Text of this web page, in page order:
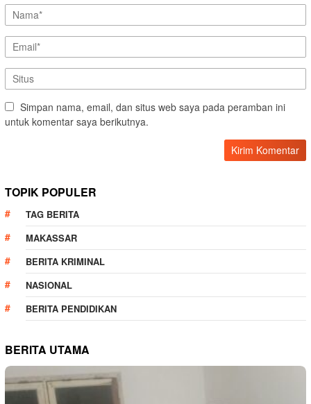
Simpan nama, email, dan situs web saya pada peramban ini
untuk komentar saya berikutnya.
TOPIK POPULER
TAG BERITA
MAKASSAR
BERITA KRIMINAL
NASIONAL
BERITA PENDIDIKAN
BERITA UTAMA